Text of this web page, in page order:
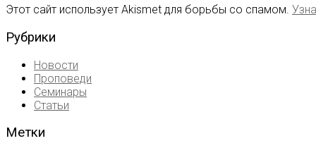
Этот сайт использует Akismet для борьбы со спамом.
Рубрики
Новости
Проповеди
Семинары
Статьи
Метки